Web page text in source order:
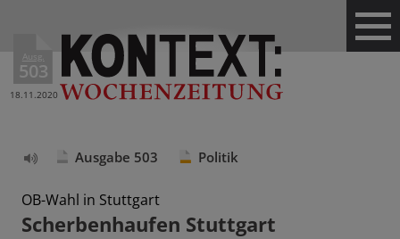
Ausg.
503
18.11.2020
vorlesen
Ausgabe 503 Politik
OB-Wahl in Stuttgart
Scherbenhaufen Stuttgart